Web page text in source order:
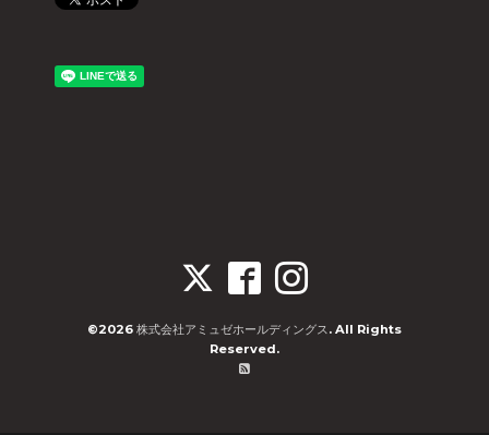
©2026 株式会社アミュゼホールディングス . All Rights
Reserved.